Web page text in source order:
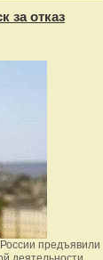
за отказ
предъявили